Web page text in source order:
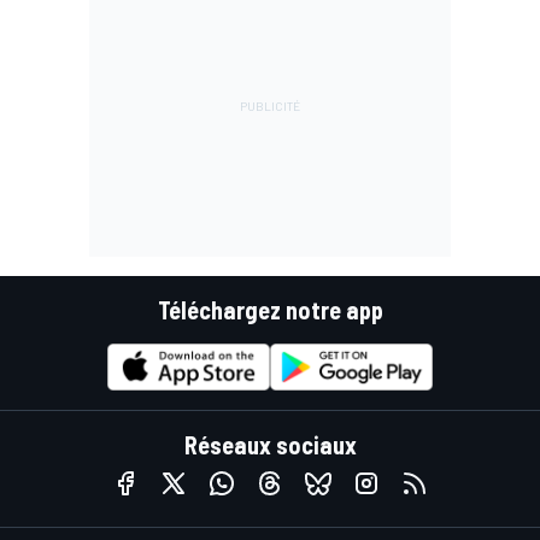
Téléchargez notre app
Réseaux sociaux